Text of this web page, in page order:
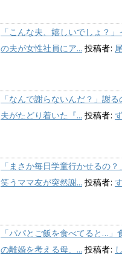
「こんな夫、嬉しいでしょ？
の夫が女性社員にア... 投稿者:
「なんで謝らないんだ？」謝
夫がたどり着いた『... 投稿者:
「まさか毎日学童行かせるの
笑うママ友が突然謝... 投稿者:
「パパとご飯を食べてると…」
の離婚を考える母、... 投稿者: